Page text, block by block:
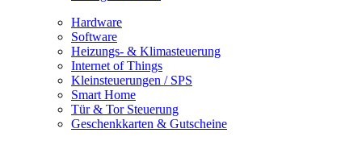
Hardware
Software
Heizungs- & Klimasteuerung
Internet of Things
Kleinsteuerungen / SPS
Smart Home
Tür & Tor Steuerung
Geschenkkarten & Gutscheine